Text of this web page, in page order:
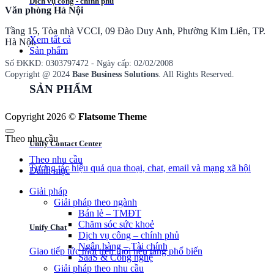
Xem tất cả
Sản phẩm
SẢN PHẨM
Unify Contact Center
Tương tác hiệu quả qua thoại, chat, email và mạng xã hội
Unify Chat
Giao tiếp tức thời trên mọi nền tảng phổ biến
Văn phòng Hà Nội
Tầng 15, Tòa nhà VCCI, 09 Đào Duy Anh, Phường Kim Liên, TP.
Hà Nội.
Số ĐKKD: 0​3​0​3​7​9​7​4​7​2 - Ngày cấp: 02/02/2008
Copyright @ 2024 Base Business Solutions . All Rights Reserved.
Copyright 2026 © Flatsome Theme
Theo nhu cầu
Theo nhu cầu
Danh mục
Giải pháp
Giải pháp theo ngành
Bán lẻ – TMĐT
Chăm sóc sức khoẻ
Dịch vụ công – chính phủ
Ngân hàng – Tài chính
SaaS & Công nghệ
Giải pháp theo nhu cầu